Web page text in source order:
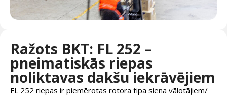
Ražots BKT: FL 252 –
pneimatiskās riepas
noliktavas dakšu iekrāvējiem
FL 252 riepas ir piemērotas rotora tipa siena vālotājiem/